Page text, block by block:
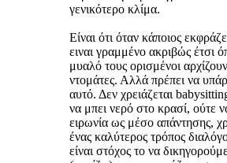
γενικότερο κλίμα.
Είναι ότι όταν κάποιος
ειναι γραμμένο ακριβώς έτσι
μυαλό τους ορισμένοι
ντομάτες. Αλλά πρέπει να
αυτό. Δεν χρειάζεται
να μπει νερό στο κρασί, ούτε
ειρωνία ως μέσο απάντησης,
ένας καλύτερος τρόπος
είναι στόχος το να